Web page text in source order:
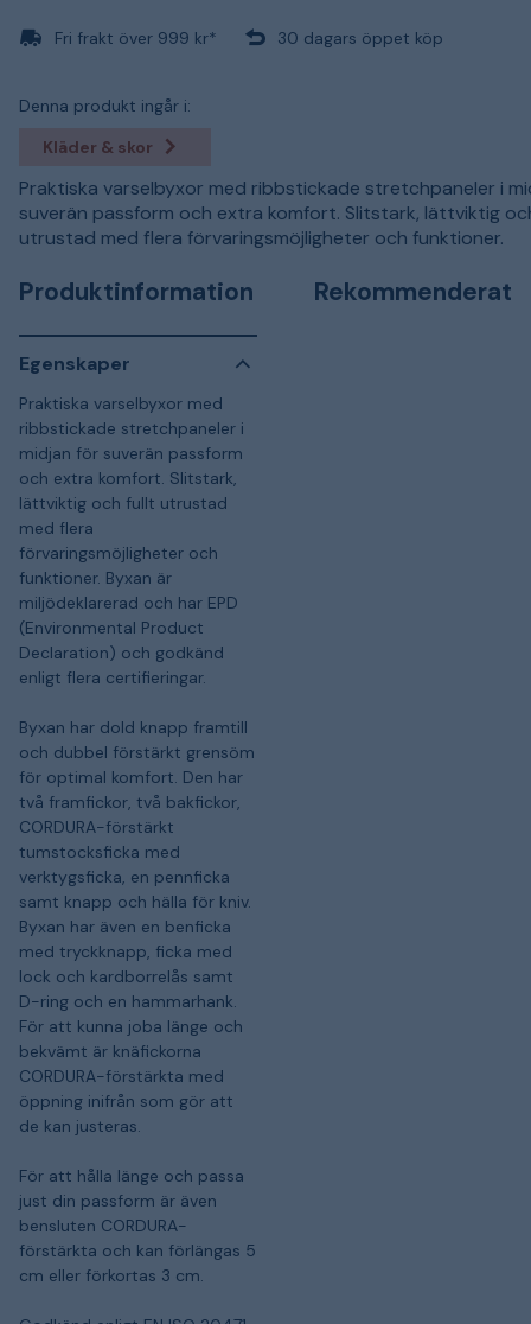
Fri frakt över 999 kr* 30 dagars öppet köp
Denna produkt ingår i:
Kläder & skor
Praktiska varselbyxor med ribbstickade stretchpaneler i
suverän passform och extra komfort. Slitstark, lättviktig
utrustad med flera förvaringsmöjligheter och funktioner.
Produktinformation
Egenskaper
Praktiska varselbyxor med
ribbstickade stretchpaneler i
midjan för suverän passform
och extra komfort. Slitstark,
lättviktig och fullt utrustad
med flera
förvaringsmöjligheter och
funktioner. Byxan är
miljödeklarerad och har EPD
(Environmental Product
Declaration) och godkänd
enligt flera certifieringar.
Byxan har dold knapp framtill
och dubbel förstärkt grensöm
för optimal komfort. Den har
två framfickor, två bakfickor,
CORDURA-förstärkt
tumstocksficka med
verktygsficka, en pennficka
samt knapp och hälla för kniv.
Byxan har även en benficka
med tryckknapp, ficka med
lock och kardborrelås samt
D-ring och en hammarhank.
För att kunna joba länge och
bekvämt är knäfickorna
CORDURA-förstärkta med
öppning inifrån som gör att
de kan justeras.
För att hålla länge och passa
just din passform är även
bensluten CORDURA-
förstärkta och kan förlängas 5
cm eller förkortas 3 cm.
Rekommenderat